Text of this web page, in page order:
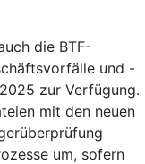
die BTF-
und -
zur Verfügung.
mit den neuen
um, sofern